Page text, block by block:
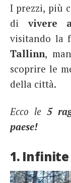
I prezzi, più
divivere
visitando la
Tallinn,
scoprire le
della città.
Ecco le5
paese!
1. Infinite